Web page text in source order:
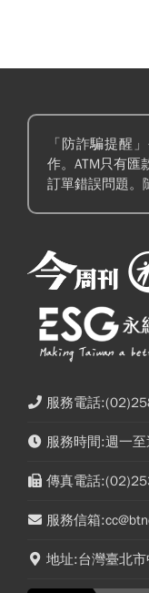
「防詐騙提醒
作。ATM只有匯
訂單錯誤問題。
服務電話
服務時間:週一
傳真電話
服務信箱
地址:台灣臺北